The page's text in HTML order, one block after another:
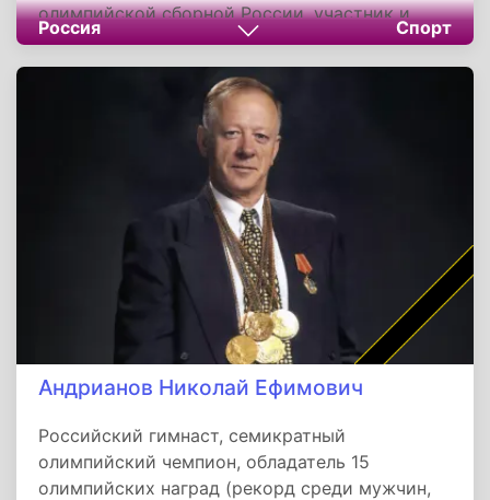
олимпийской сборной России, участник и
призер чемпионатов мира и Европы. С 2011 по
2013 год возглавлял тренерский штаб
национальной сборной. На посту главы
федерации активно развивает массовый
парусный спорт, инициировал программу
импортозамещения спортивных яхт и
добивается возвращения российских
спортсменов на международную арену,
включая Олимпийские игры-2028.
Россия Спорт
Андрианов Николай Ефимович
Российский гимнаст, семикратный
олимпийский чемпион, обладатель 15
олимпийских наград (рекорд среди мужчин,